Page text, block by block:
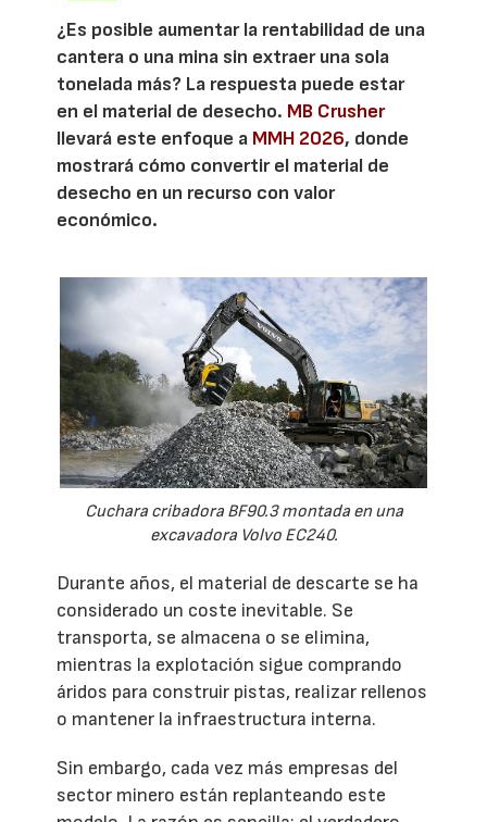
¿Es posible aumentar la rentabilidad de una
cantera o una mina sin extraer una sola
tonelada más? La respuesta puede estar
en el material de desecho. MB Crusher
llevará este enfoque a MMH 2026, donde
mostrará cómo convertir el material de
desecho en un recurso con valor
económico.
Cuchara cribadora BF90.3 montada en una
excavadora Volvo EC240.
Durante años, el material de descarte se ha
considerado un coste inevitable. Se
transporta, se almacena o se elimina,
mientras la explotación sigue comprando
áridos para construir pistas, realizar rellenos
o mantener la infraestructura interna.
Sin embargo, cada vez más empresas del
sector minero están replanteando este